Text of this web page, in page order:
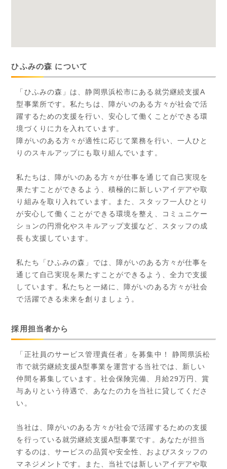
ひふみの森 について
「ひふみの森」は、静岡県浜松市にある就労継続支援A
型事業所です。私たちは、障がいのある方々が社会で活
躍するための支援を行い、安心して働くことができる環
境づくりに力を入れています。
障がいのある方々が適性に応じて業務を行い、一人ひと
りのスキルアップにも取り組んでいます。
私たちは、障がいのある方々が仕事を通じて自己実現を
果たすことができるよう、積極的に新しいアイデアや取
り組みを取り入れています。また、スタッフ一人ひとり
が安心して働くことができる環境を整え、コミュニケー
ションの円滑化やスキルアップ支援など、スタッフの成
長も支援しています。
私たち「ひふみの森」では、障がいのある方々が仕事を
通じて自己実現を果たすことができるよう、全力で支援
しています。私たちと一緒に、障がいのある方々が社会
で活躍できる未来を創りましょう。
採用担当者から
「正社員のサービス管理責任者」を募集中！ 静岡県浜松
市で就労継続支援A型事業を運営する当社では、新しい
仲間を募集しています。社会保険完備、月給29万円、賞
与ありという待遇で、あなたの力を当社に貸してくださ
い。
当社は、障がいのある方々が社会で活躍するための支援
を行っている就労継続支援A型事業です。あなたが担当
するのは、サービスの品質や安全性、およびスタッフの
マネジメントです。また、当社では新しいアイデアや取